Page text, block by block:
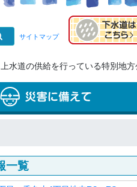
サイトマップ
道の供給を行っている特別地方
一覧